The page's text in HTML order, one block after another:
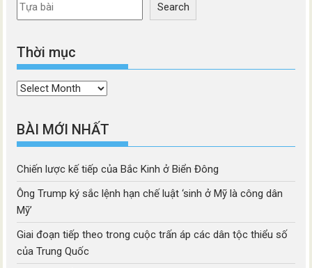
Search
Thời mục
Thời
BÀI MỚI NHẤT
Chiến lược kế tiếp của Bắc Kinh ở Biển Đông
Ông Trump ký sắc lệnh hạn chế luật ‘sinh ở Mỹ là công dân
Mỹ’
Giai đoạn tiếp theo trong cuộc trấn áp các dân tộc thiểu số
của Trung Quốc